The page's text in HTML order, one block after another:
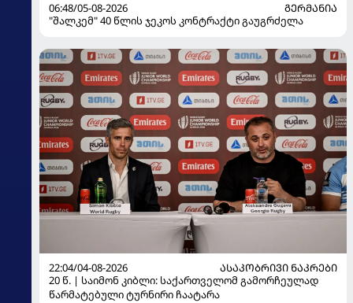
06:48/05-08-2026
ᲒᲔᲠᲛᲐᲜᲘᲐ
"შალკემ" 40 წლის ჯეკოს კონტრაქტი გაუგრძელა
22:04/04-08-2026
ᲐᲡᲐᲙᲝᲑᲠᲘᲕᲘ ᲜᲐᲙᲠᲔᲑᲘ
20 წ. | საიმონ კიბლი: საქართველომ გამორჩეულად
წარმატებული ტურნირი ჩაატარა